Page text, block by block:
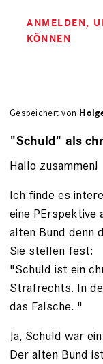
ANMELDEN,
KÖNNEN
Gespeichert von
"Schuld" als
Hallo zusammen!
Ich finde es
eine PErspektive
alten Bund denn
Sie stellen fest:
"Schuld ist ein
Strafrechts. In
das Falsche. "
Ja, Schuld war
Der alten Bund